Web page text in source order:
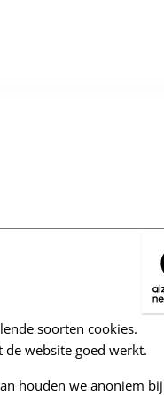
soorten cookies.
website goed werkt.
houden we anoniem